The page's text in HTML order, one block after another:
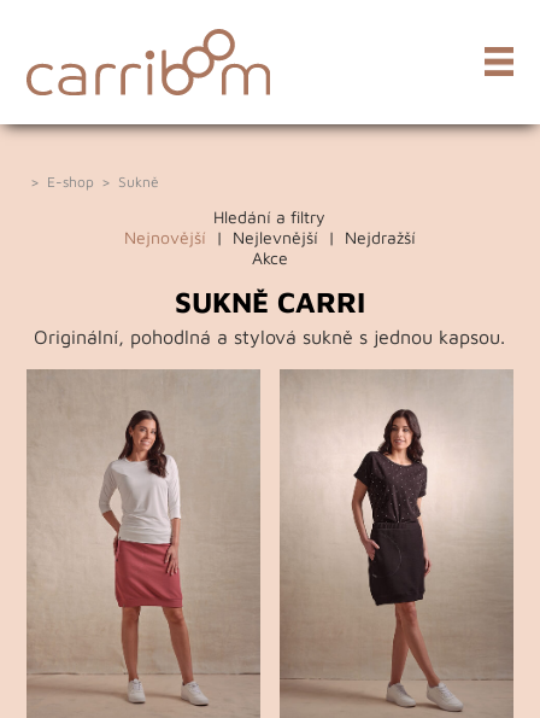
> E-shop > Sukně
Hledání a filtry
Nejnovější | Nejlevnější | Nejdražší
Akce
SUKNĚ CARRI
Originální, pohodlná a stylová sukně s jednou kapsou.